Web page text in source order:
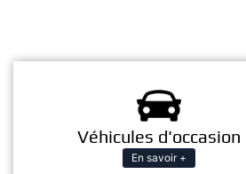
Véhicules d'occasion
En savoir +